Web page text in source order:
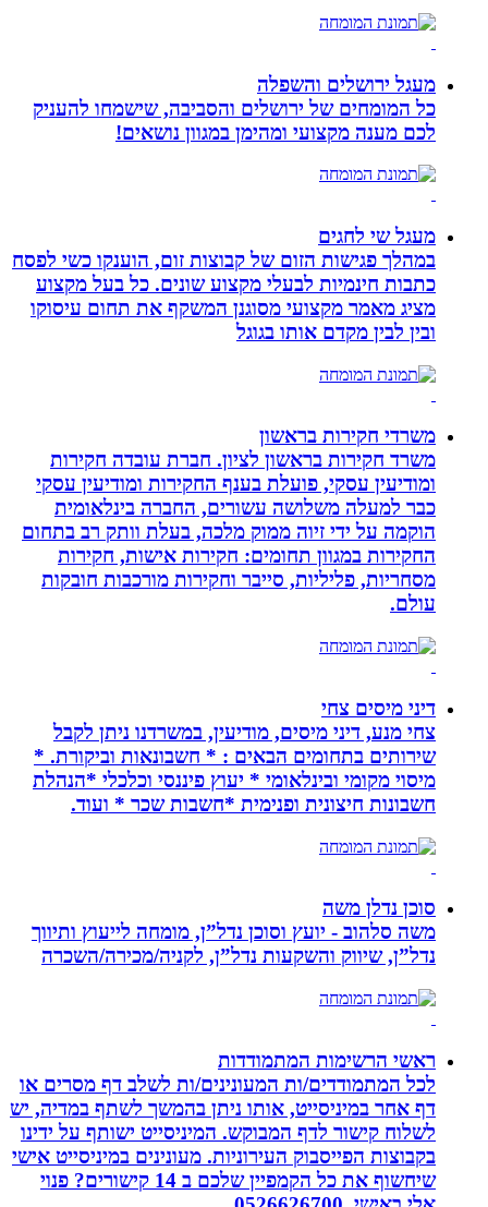
מעגל ירושלים והשפלה
כל המומחים של ירושלים והסביבה, שישמחו להעניק
לכם מענה מקצועי ומהימן במגוון נושאים!
מעגל שי לחגים
במהלך פגישות הזום של קבוצות זום, הוענקו כשי לפסח
כתבות חינמיות לבעלי מקצוע שונים. כל בעל מקצוע
מציג מאמר מקצועי מסוגנן המשקף את תחום עיסוקו
ובין לבין מקדם אותו בגוגל
משרדי חקירות בראשון
משרד חקירות בראשון לציון. חברת עובדה חקירות
ומודיעין עסקי, פועלת בענף החקירות ומודיעין עסקי
כבר למעלה משלושה עשורים, החברה בינלאומית
הוקמה על ידי זיוה ממוק מלכה, בעלת וותק רב בתחום
החקירות במגוון תחומים: חקירות אישות, חקירות
מסחריות, פליליות, סייבר וחקירות מורכבות חובקות
עולם.
דיני מיסים צחי
צחי מנע, דיני מיסים, מודיעין, במשרדנו ניתן לקבל
שירותים בתחומים הבאים : * חשבונאות וביקורת. *
מיסוי מקומי ובינלאומי * יעוץ פיננסי וכלכלי *הנהלת
חשבונות חיצונית ופנימית *חשבות שכר * ועוד.
סוכן נדלן משה
משה סלהוב - יועץ וסוכן נדל”ן, מומחה לייעוץ ותיווך
נדל”ן, שיווק והשקעות נדל”ן, לקניה/מכירה/השכרה
ראשי הרשימות המתמודדות
לכל המתמודדים/ות המעונינים/ות לשלב דף מסרים או
דף אחר במיניסייט, אותו ניתן בהמשך לשתף במדיה, יש
לשלוח קישור לדף המבוקש. המיניסייט ישותף על ידינו
בקבוצות הפייסבוק העירוניות. מעונינים במיניסייט אישי
שיחשוף את כל הקמפיין שלכם ב 14 קישורים? פנוי